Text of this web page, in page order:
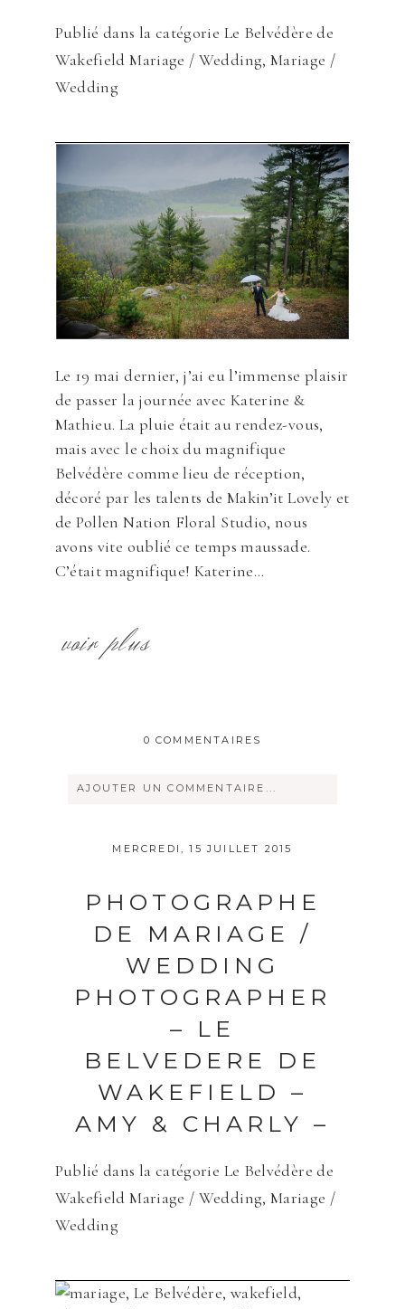
Publié dans la catégorie Le Belvédère de
Wakefield Mariage / Wedding,Mariage /
Wedding
Le 19 mai dernier, j’ai eu l’immense plaisir
de passer la journée avec Katerine &
Mathieu. La pluie était au rendez-vous,
mais avec le choix du magnifique
Belvédère comme lieu de réception,
décoré par les talents de Makin’it Lovely et
de Pollen Nation Floral Studio, nous
avons vite oublié ce temps maussade.
C’était magnifique! Katerine...
voir plus
0 COMMENTAIRES
AJOUTER UN COMMENTAIRE...
publique Obligatoire *
Save my name, email, and website in
this browser for the next time I
comment.
ENVOYER
MERCREDI, 15 JUILLET 2015
PHOTOGRAPHE
DE MARIAGE /
WEDDING
PHOTOGRAPHER
– LE
BELVEDERE DE
WAKEFIELD –
AMY & CHARLY –
Publié dans la catégorie Le Belvédère de
Wakefield Mariage / Wedding,Mariage /
Wedding